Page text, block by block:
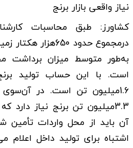
نیاز واقعی بازار برنج
کشاورز: طبق محاسبات
درمجموع حدود
است. با این حساب تولید
1.6میلیون تن است. در آن‌سوی
آن باید از محل واردات تأمین
اشتباه برای تولید داخل اعلام